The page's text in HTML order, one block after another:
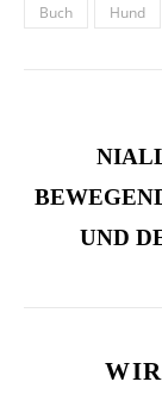
Buch Hund
UND